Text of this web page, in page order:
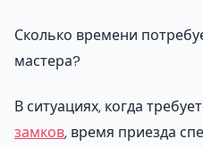
Сколько времени
мастера?
В ситуациях, когда
замков, время приезда